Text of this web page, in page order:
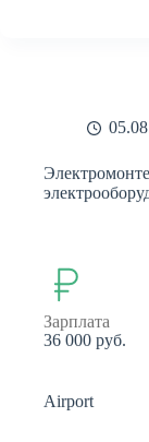
Зарплата
36 000 руб.
Airport